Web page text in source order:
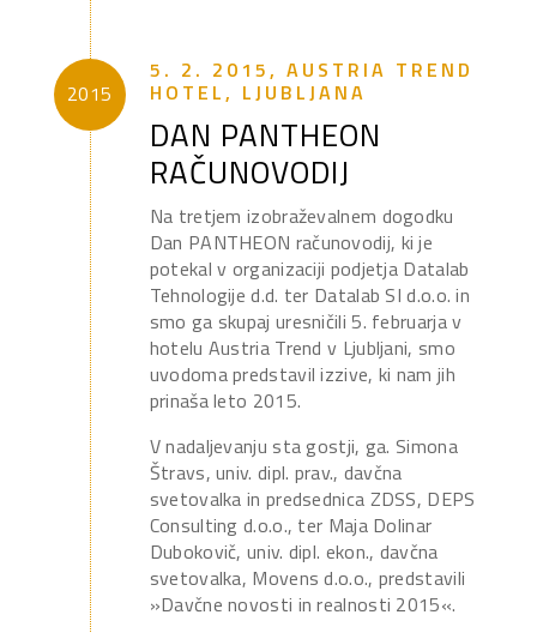
2015
5. 2. 2015, AUSTRIA TREND
HOTEL, LJUBLJANA
DAN PANTHEON
RAČUNOVODIJ
Na tretjem izobraževalnem dogodku
Dan PANTHEON računovodij, ki je
potekal v organizaciji podjetja Datalab
Tehnologije d.d. ter Datalab SI d.o.o. in
smo ga skupaj uresničili 5. februarja v
hotelu Austria Trend v Ljubljani, smo
uvodoma predstavil izzive, ki nam jih
prinaša leto 2015.
V nadaljevanju sta gostji, ga. Simona
Štravs, univ. dipl. prav., davčna
svetovalka in predsednica ZDSS, DEPS
Consulting d.o.o., ter Maja Dolinar
Dubokovič, univ. dipl. ekon., davčna
svetovalka, Movens d.o.o., predstavili
»Davčne novosti in realnosti 2015«.